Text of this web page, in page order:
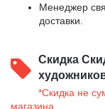
Менеджер
доставки.
Скидка
*Скидка не
магазина